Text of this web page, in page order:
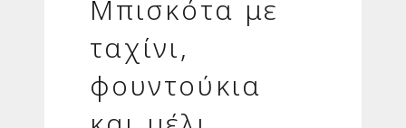
Μπισκότα με
ταχίνι,
φουντούκια